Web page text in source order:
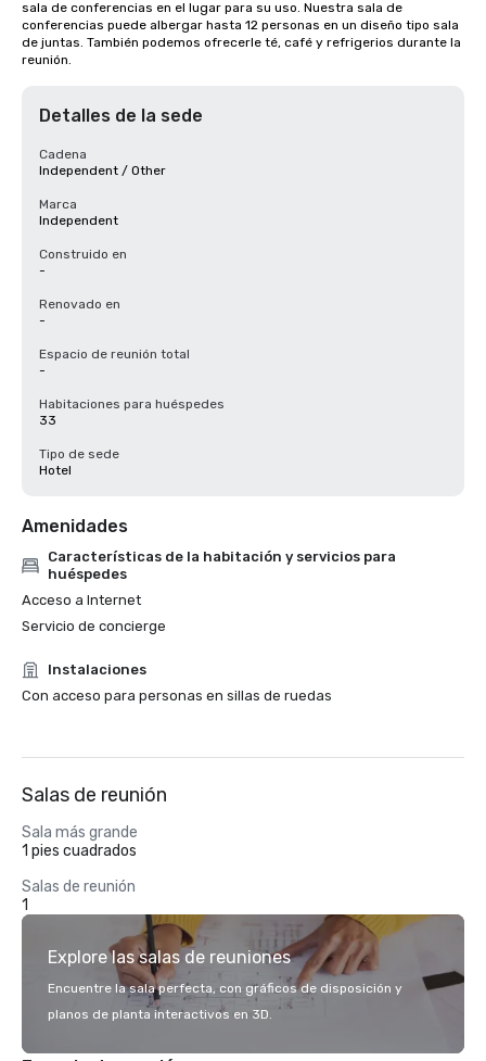
sala de conferencias en el lugar para su uso. Nuestra sala de
conferencias puede albergar hasta 12 personas en un diseño tipo sala
de juntas. También podemos ofrecerle té, café y refrigerios durante la
reunión.
Detalles de la sede
Cadena
Independent / Other
Marca
Independent
Construido en
-
Renovado en
-
Espacio de reunión total
-
Habitaciones para huéspedes
33
Tipo de sede
Hotel
Amenidades
Características de la habitación y servicios para
huéspedes
Acceso a Internet
Servicio de concierge
Instalaciones
Con acceso para personas en sillas de ruedas
Salas de reunión
Sala más grande
1 pies cuadrados
Salas de reunión
1
Explore las salas de reuniones
Encuentre la sala perfecta, con gráficos de disposición y
planos de planta interactivos en 3D.